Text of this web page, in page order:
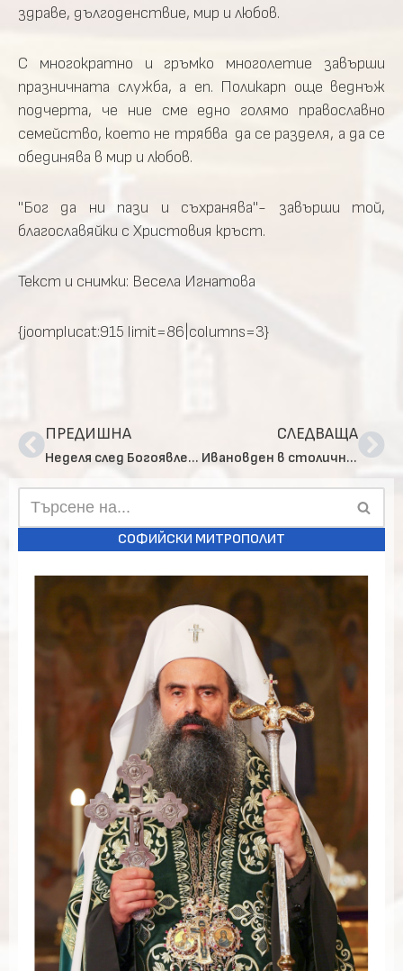
здраве, дългоденствие, мир и любов.
С многократно и гръмко многолетие завърши
празничната служба, а еп. Поликарп още веднъж
подчерта, че ние сме едно голямо православно
семейство, което не трябва да се разделя, а да се
обединява в мир и любов.
"Бог да ни пази и съхранява"- завърши той,
благославяйки с Христовия кръст.
Текст и снимки: Весела Игнатова
{joomplucat:915 limit=86|columns=3}
ПРЕДИШНА
Неделя след Богоявление в столичния храм „Свето Благовещение“
СЛЕДВАЩА
Ивановден в столичния квартал Обеля
СОФИЙСКИ МИТРОПОЛИТ